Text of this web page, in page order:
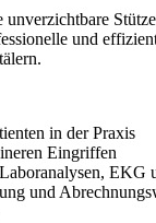
unverzichtbare
und
in der Praxis
Eingriffen
EKG
und